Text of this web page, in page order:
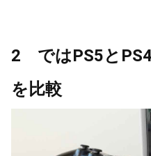
2 ではPS5と
を比較